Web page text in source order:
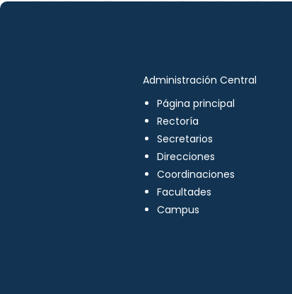
Administración Central
Página principal
Rectoría
Secretarios
Direcciones
Coordinaciones
Facultades
Campus